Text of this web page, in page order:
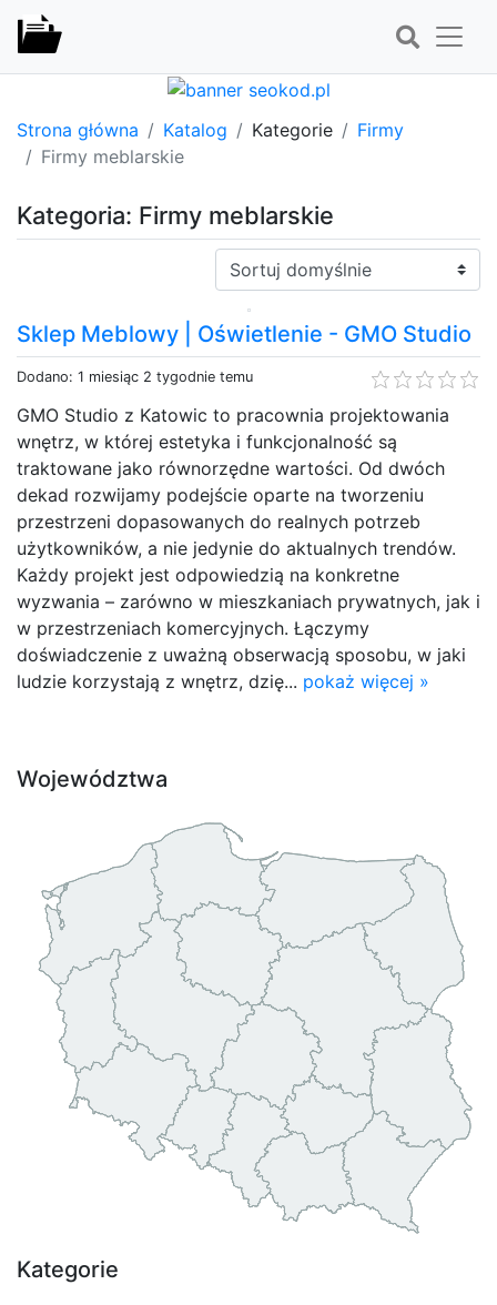
Strona główna Katalog Kategorie
Firmy
Firmy meblarskie
Kategoria: Firmy meblarskie
Sortuj:
Sklep Meblowy | Oświetlenie - GMO Studio
Dodano: 1 miesiąc 2 tygodnie temu
GMO Studio z Katowic to pracownia projektowania
wnętrz, w której estetyka i funkcjonalność są
traktowane jako równorzędne wartości. Od dwóch
dekad rozwijamy podejście oparte na tworzeniu
przestrzeni dopasowanych do realnych potrzeb
użytkowników, a nie jedynie do aktualnych trendów.
Każdy projekt jest odpowiedzią na konkretne
wyzwania – zarówno w mieszkaniach prywatnych, jak i
w przestrzeniach komercyjnych. Łączymy
doświadczenie z uważną obserwacją sposobu, w jaki
ludzie korzystają z wnętrz, dzię... pokaż więcej »
Województwa
Kategorie